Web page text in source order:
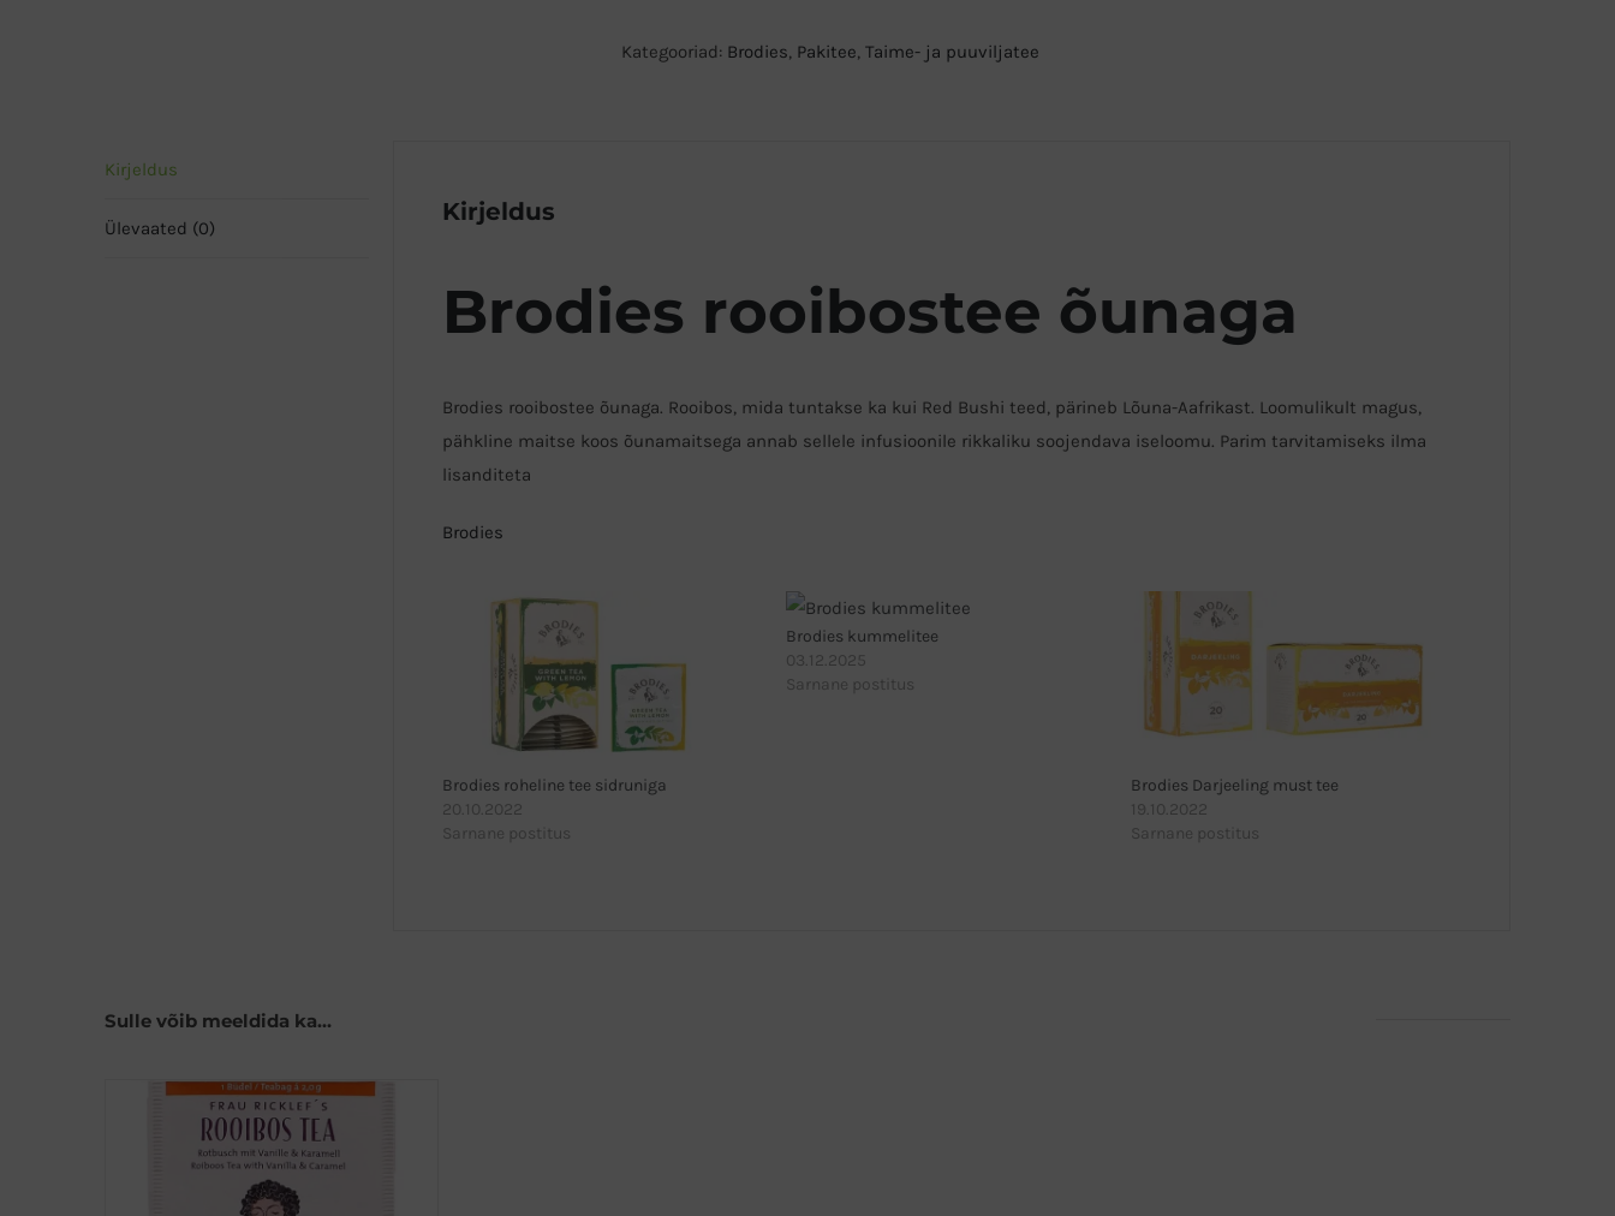
Kategooriad: Brodies Pakitee Taime- ja puuviljatee
Kirjeldus
Ülevaated (0)
Kirjeldus
Brodies rooibostee õunaga
Brodies rooibostee õunaga. Rooibos, mida tuntakse ka kui Red Bushi teed, pärineb Lõuna-Aafrikast. Loomulikult magus,
pähkline maitse koos õunamaitsega annab sellele infusioonile rikkaliku soojendava iseloomu. Parim tarvitamiseks ilma
lisanditeta
Brodies
Brodies roheline tee sidruniga
20.10.2022
Sarnane postitus
Brodies kummelitee
03.12.2025
Sarnane postitus
Brodies Darjeeling must tee
19.10.2022
Sarnane postitus
Sulle võib meeldida ka…